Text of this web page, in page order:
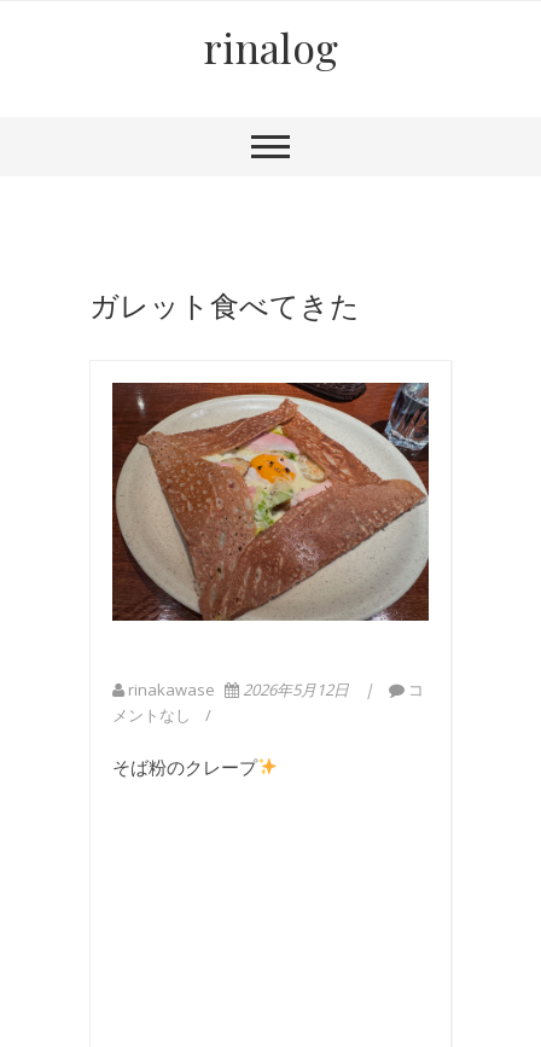
rinalog
ガレット食べてきた
rinakawase 2026年5月12日
コ
メントなし
そば粉のクレープ